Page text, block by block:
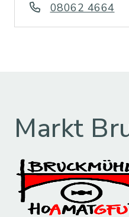
08062 4664
Markt